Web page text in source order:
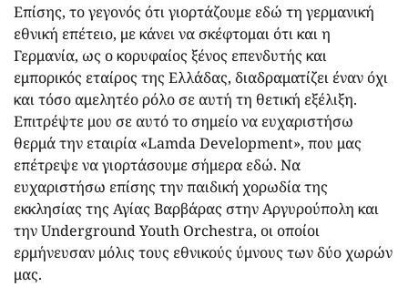
Επίσης, το γεγονός ότι γιορτάζουμε εδώ τη γερμανική
εθνική επέτειο, με κάνει να σκέφτομαι ότι και η
Γερμανία, ως ο κορυφαίος ξένος επενδυτής και
εμπορικός εταίρος της Ελλάδας, διαδραματίζει έναν όχι
και τόσο αμελητέο ρόλο σε αυτή τη θετική εξέλιξη.
Επιτρέψτε μου σε αυτό το σημείο να ευχαριστήσω
θερμά την εταιρία «Lamda Development», που μας
επέτρεψε να γιορτάσουμε σήμερα εδώ. Να
ευχαριστήσω επίσης την παιδική χορωδία της
εκκλησίας της Αγίας Βαρβάρας στην Αργυρούπολη και
την Underground Youth Orchestra, οι οποίοι
ερμήνευσαν μόλις τους εθνικούς ύμνους των δύο χωρών
μας.